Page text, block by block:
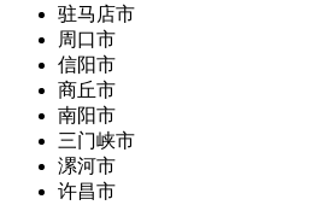
驻马店市
周口市
信阳市
商丘市
南阳市
三门峡市
漯河市
许昌市